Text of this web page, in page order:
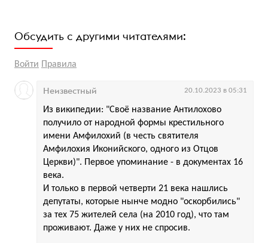
Обсудить с другими читателями:
Войти Правила
Из википедии: "Своё название Антилохово
получило от народной формы крестильного
имени Амфилохий (в честь святителя
Амфилохия Иконийского, одного из Отцов
Церкви)". Первое упоминание - в документах 16
века.
И только в первой четверти 21 века нашлись
депутаты, которые нынче модно "оскорбились"
за тех 75 жителей села (на 2010 год), что там
проживают. Даже у них не спросив.
Неизвестный 20.10.2023 в 05:31